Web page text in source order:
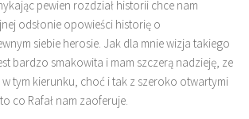
pewien rozdział historii chce nam
odsłonie opowieści historię o
siebie herosie. Jak dla mnie wizja takiego
bardzo smakowita i mam szczerą nadzieję, ze
tym kierunku, choć i tak z szeroko otwartymi
co Rafał nam zaoferuje.